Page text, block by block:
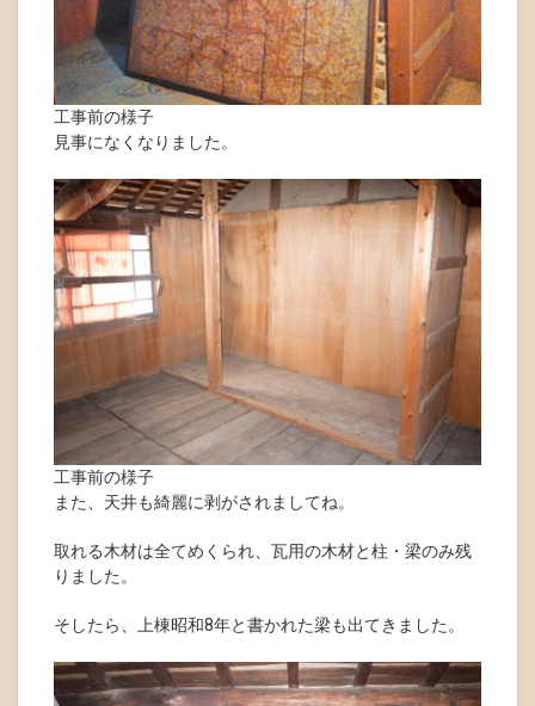
工事前の様子
見事になくなりました。
工事前の様子
また、天井も綺麗に剥がされましてね。
取れる木材は全てめくられ、瓦用の木材と柱・梁のみ残
りました。
そしたら、上棟昭和8年と書かれた梁も出てきました。